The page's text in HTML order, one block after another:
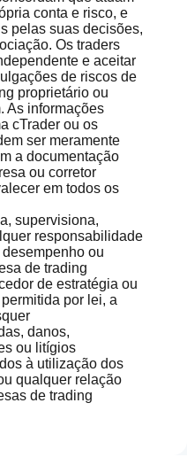
conta e risco, e
pelas suas decisões,
Os traders
e aceitar
de riscos de
proprietário ou
As informações
cTrader ou os
ser meramente
a documentação
ou corretor
em todos os
supervisiona,
responsabilidade
ou
de trading
de estratégia ou
por lei, a
danos,
ou litígios
à utilização dos
qualquer relação
de trading